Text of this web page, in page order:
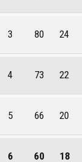
3 80 24
4 73 22
5 66 20
6 60 18